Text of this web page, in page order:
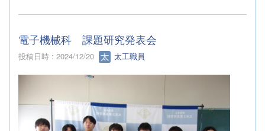
電子機械科 課題研究発表会
投稿日時 : 2024/12/20 太工職員